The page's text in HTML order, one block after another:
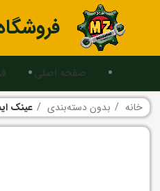
صفحه اصلی
خانه بدون دسته‌بندی عینک